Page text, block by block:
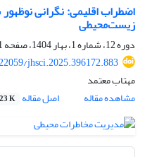
اضطراب اقلیمی: نگرانی
زیست‌محیطی
دوره 12، شماره 1، بهار 1404، صفحه
jhsci.2025.396172.883
مهتاب معتمد
مشاهده مقاله
اصل مقاله K